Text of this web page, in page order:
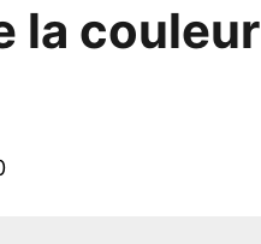
la couleur